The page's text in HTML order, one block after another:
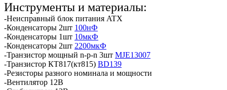
Инструменты и материалы:
-Неисправный блок питания ATX
-Конденсаторы 2шт 100нФ
-Конденсаторы 1шт 10мкФ
-Конденсаторы 2шт 2200мкФ
-Транзистор мощный n-p-n 3шт MJE13007
-Транзистор КТ817(кт815) BD139
-Резисторы разного номинала и мощности
-Вентилятор 12В